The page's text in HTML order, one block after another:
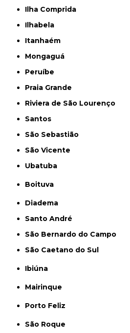
Ilha Comprida
Ilhabela
Itanhaém
Mongaguá
Peruíbe
Praia Grande
Riviera de São Lourenço
Santos
São Sebastião
São Vicente
Ubatuba
Boituva
Diadema
Santo André
São Bernardo do Campo
São Caetano do Sul
Ibiúna
Mairinque
Porto Feliz
São Roque